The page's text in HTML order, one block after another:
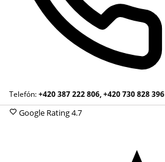
Telefón:+420 387 222 806, +420 730 828 396
Google Rating4.7